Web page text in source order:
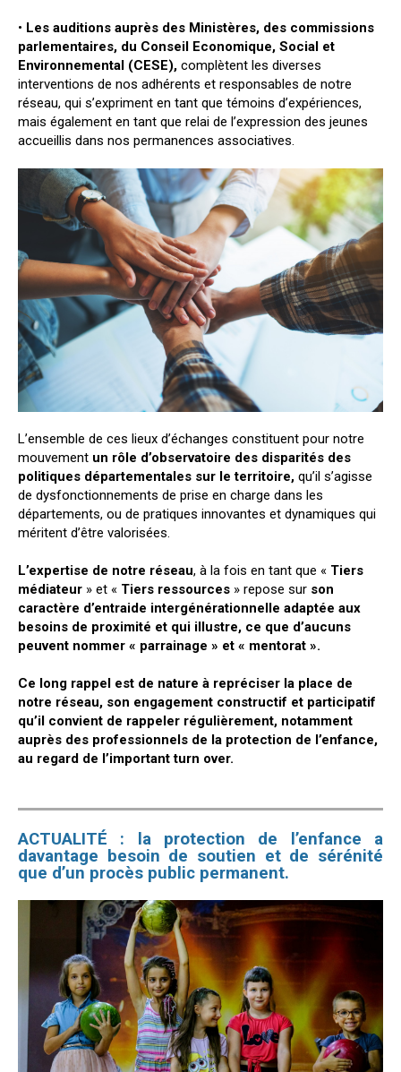
• Les auditions auprès des Ministères, des commissions
parlementaires, du Conseil Economique, Social et
Environnemental (CESE), complètent les diverses
interventions de nos adhérents et responsables de notre
réseau, qui s’expriment en tant que témoins d’expériences,
mais également en tant que relai de l’expression des jeunes
accueillis dans nos permanences associatives.
L’ensemble de ces lieux d’échanges constituent pour notre
mouvement un rôle d’observatoire des disparités des
politiques départementales sur le territoire, qu’il s’agisse
de dysfonctionnements de prise en charge dans les
départements, ou de pratiques innovantes et dynamiques qui
méritent d’être valorisées.
L’expertise de notre réseau, à la fois en tant que « Tiers
médiateur » et « Tiers ressources » repose sur son
caractère d’entraide intergénérationnelle adaptée aux
besoins de proximité et qui illustre, ce que d’aucuns
peuvent nommer « parrainage » et « mentorat ».
Ce long rappel est de nature à repréciser la place de
notre réseau, son engagement constructif et participatif
qu’il convient de rappeler régulièrement, notamment
auprès des professionnels de la protection de l’enfance,
au regard de l’important turn over.
ACTUALITÉ : la protection de l’enfance a
davantage besoin de soutien et de sérénité
que d’un procès public permanent.